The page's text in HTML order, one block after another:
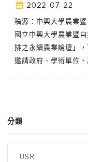
2022-07-22
稿源：中興大學農業
國立中興大學農業暨
排之永續農業論壇」
邀請政府、學術單位
分類
USR